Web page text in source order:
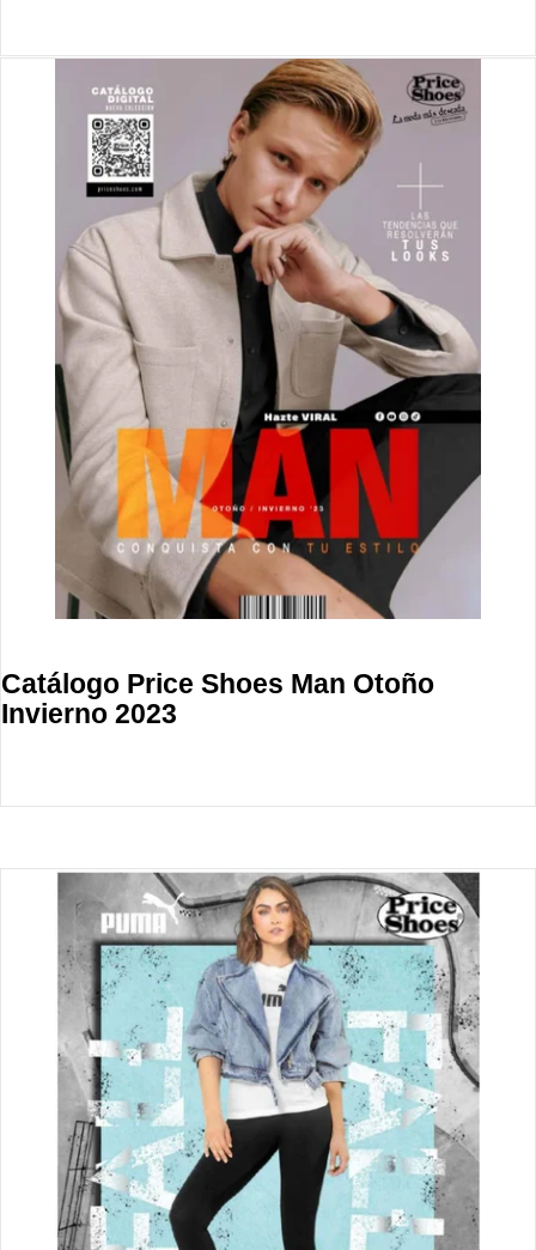
Catálogo Price Shoes Man Otoño
Invierno 2023